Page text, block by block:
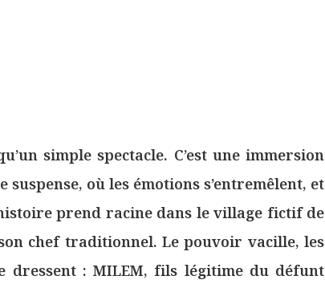
simple spectacle. C’est une immersion
où les émotions s’entremêlent, et
prend racine dans le village fictif de
chef traditionnel. Le pouvoir vacille, les
dressent : MILEM, fils légitime du défunt